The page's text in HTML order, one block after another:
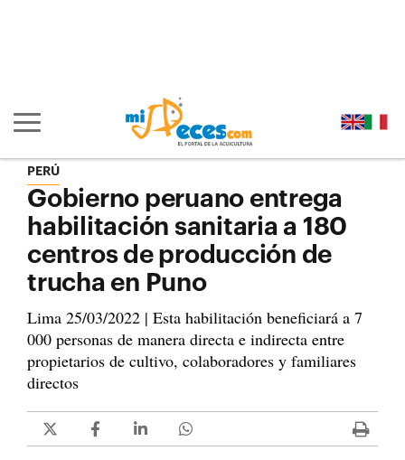
Mostrar/ocultar navegación principal
PERÚ
Gobierno peruano entrega
habilitación sanitaria a 180
centros de producción de
trucha en Puno
Lima 25/03/2022 | Esta habilitación beneficiará a 7
000 personas de manera directa e indirecta entre
propietarios de cultivo, colaboradores y familiares
directos